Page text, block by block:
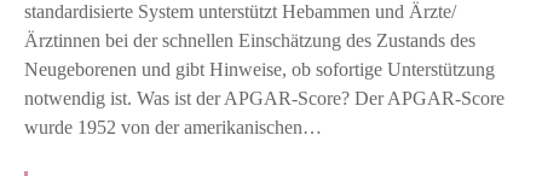
standardisierte System unterstützt Hebammen und Ärzte/
Ärztinnen bei der schnellen Einschätzung des Zustands des
Neugeborenen und gibt Hinweise, ob sofortige Unterstützung
notwendig ist. Was ist der APGAR-Score? Der APGAR-Score
wurde 1952 von der amerikanischen…